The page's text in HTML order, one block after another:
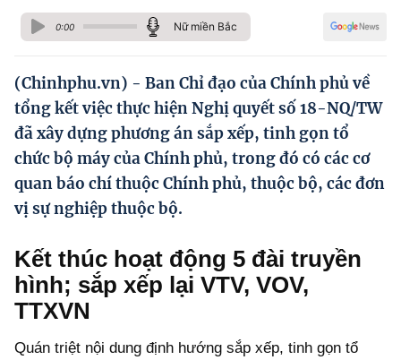
Doanh nghiệp hiến kế
Hướng dẫn thực hiện chính sách
Phát triển kinh tế tư nhân và doanh nghiệp dân tộc
Ocop và chuỗi giá trị Nông sản
Kinh tế tư nhân
Khác
Video
Photo
0:00 Nữ miền Bắc
(Chinhphu.vn) - Ban Chỉ đạo của Chính phủ về
tổng kết việc thực hiện Nghị quyết số 18-NQ/TW
đã xây dựng phương án sắp xếp, tinh gọn tổ
chức bộ máy của Chính phủ, trong đó có các cơ
quan báo chí thuộc Chính phủ, thuộc bộ, các đơn
vị sự nghiệp thuộc bộ.
Kết thúc hoạt động 5 đài truyền
hình; sắp xếp lại VTV, VOV,
TTXVN
Quán triệt nội dung định hướng sắp xếp, tinh gọn tổ